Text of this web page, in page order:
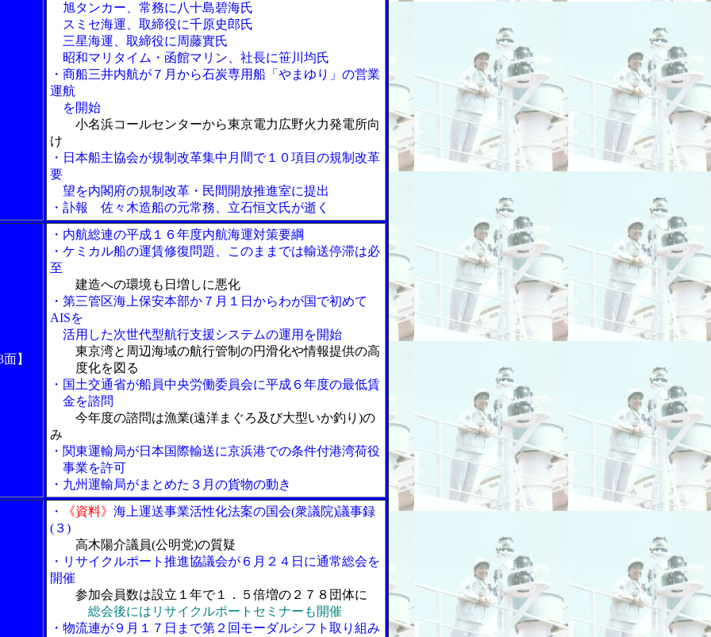
旭タンカー、常務に八十島碧海氏
スミセ海運、取締役に千原史郎氏
三星海運、取締役に周藤實氏
昭和マリタイム・函館マリン、社長に笹川均氏
・商船三井内航が７月から石炭専用船「やまゆり」の営業
運航
を開始
小名浜コールセンターから東京電力広野火力発電所向
け
・日本船主協会が規制改革集中月間で１０項目の規制改革
要
望を内閣府の規制改革・民間開放推進室に提出
・訃報 佐々木造船の元常務、立石恒文氏が逝く
】
・内航総連の平成１６年度内航海運対策要綱
・ケミカル船の運賃修復問題、このままでは輸送停滞は必
至
建造への環境も日増しに悪化
・第三管区海上保安本部か７月１日からわが国で初めて
AISを
活用した次世代型航行支援システムの運用を開始
東京湾と周辺海域の航行管制の円滑化や情報提供の高
度化を図る
・国土交通省が船員中央労働委員会に平成６年度の最低賃
金を諮問
今年度の諮問は漁業(遠洋まぐろ及び大型いか釣り)の
み
・関東運輸局が日本国際輸送に京浜港での条件付港湾荷役
事業を許可
・九州運輸局がまとめた３月の貨物の動き
・ 《資料》 海上運送事業活性化法案の国会(衆議院)議事録
(３)
高木陽介議員(公明党)の質疑
・リサイクルポート推進協議会が６月２４日に通常総会を
開催
参加会員数は設立１年で１．５倍増の２７８団体に
総会後にはリサイクルポートセミナーも開催
・物流連が９月１７日まで第２回モーダルシフト取り組み